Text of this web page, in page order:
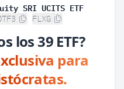
SRI UCITS ETF
FLXG
los 39 ETF?
para